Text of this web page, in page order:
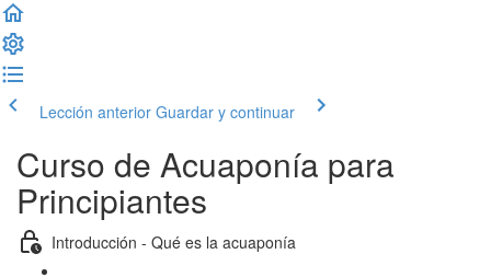
Lección anterior Guardar y continuar
Curso de Acuaponía para
Principiantes
Introducción - Qué es la acuaponía